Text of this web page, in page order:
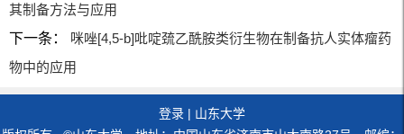
其制备方法与应用
下一条：
咪唑[4,5-b]吡啶巯乙酰胺类衍生物在制备抗人实体瘤药
物中的应用
登录 | 山东大学